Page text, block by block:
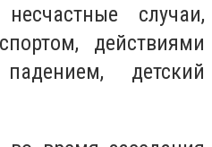
случаи,
действиями
детский